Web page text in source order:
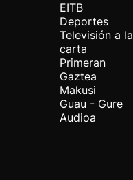
EITB
Deportes
Televisión a la
carta
Primeran
Gaztea
Makusi
Guau - Gure
Audioa